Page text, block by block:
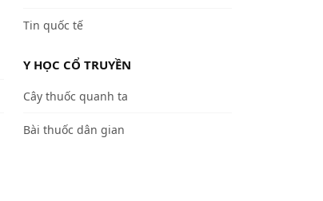
Tin quốc tế
Y HỌC CỔ TRUYỀN
Cây thuốc quanh ta
Bài thuốc dân gian